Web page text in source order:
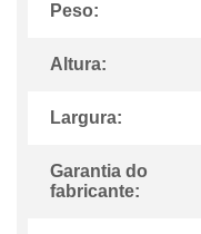
Peso:
Altura:
Largura:
Garantia do
fabricante: